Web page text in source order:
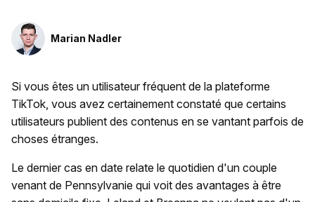
Marian Nadler
Si vous êtes un utilisateur fréquent de la plateforme
TikTok, vous avez certainement constaté que certains
utilisateurs publient des contenus en se vantant parfois de
choses étranges.
Le dernier cas en date relate le quotidien d'un couple
venant de Pennsylvanie qui voit des avantages à être